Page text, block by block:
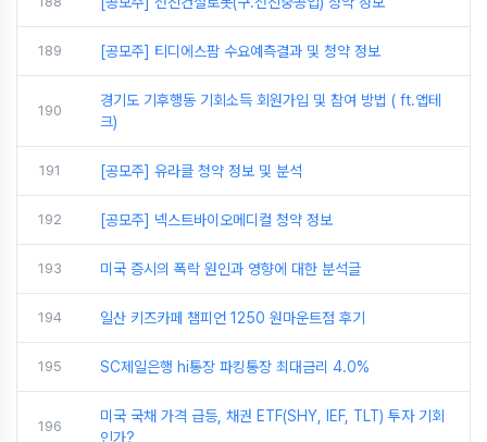
189 [공모주] 티디에스팜 수요예측결과 및 청약 정보
190
경기도 기후행동 기회소득 회원가입 및 참여 방법 ( ft.앱테
크)
191 [공모주] 유라클 청약 정보 및 분석
192 [공모주] 넥스트바이오메디컬 청약 정보
193 미국 증시의 폭락 원인과 영향에 대한 분석글
194 일산 키즈카페 챔피언 1250 원마운트점 후기
195 SC제일은행 hi통장 파킹통장 최대금리 4.0%
196
미국 국채 가격 급등, 채권 ETF(SHY, IEF, TLT) 투자 기회
인가?